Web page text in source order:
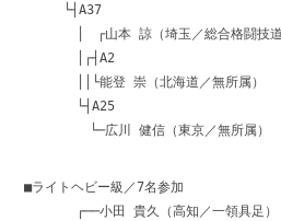
└┤A37
│ ┌山本 諒（埼玉／総合格闘技道場
│┌┤A2
││└能登 崇（北海道／無所属）
└┤A25
└─広川 健信（東京／無所属）
■ライトヘビー級／7名参加
┌──小田 貴久（高知／一領具足）